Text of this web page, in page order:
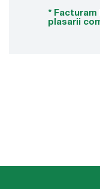
* Facturam
plasarii